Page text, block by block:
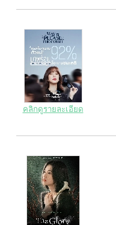
คลิกดูรายละเอียด